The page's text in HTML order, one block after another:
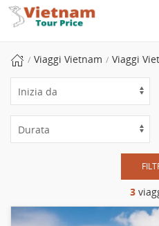
Viaggi Vietnam Viaggi
3